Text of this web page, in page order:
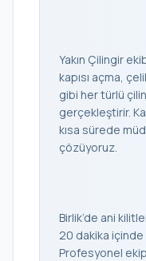
Yakın Çilingir
kapısı açma,
gibi her türlü
gerçekleştirir.
kısa sürede
çözüyoruz.
Birlik’de ani
20 dakika içinde
Profesyonel